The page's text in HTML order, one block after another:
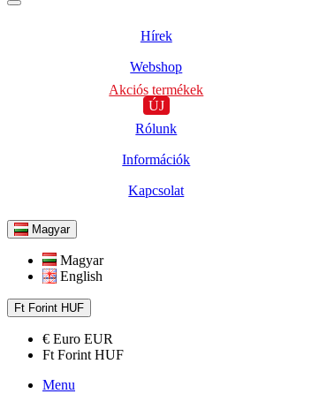
Hírek
Webshop
Akciós termékek
ÚJ
Rólunk
Információk
Kapcsolat
Magyar
Magyar
English
Ft Forint HUF
€ Euro EUR
Ft Forint HUF
Menu